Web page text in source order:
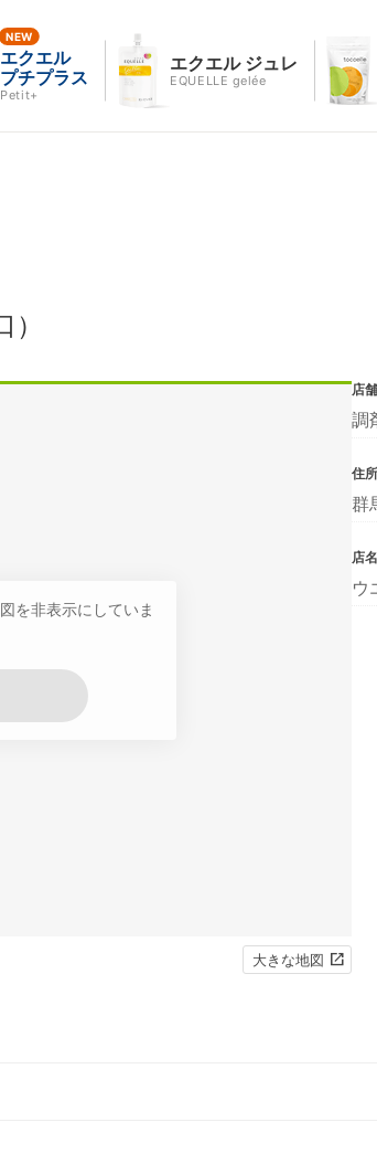
エクエル
プチプラス
Petit+
エクエル ジュレ
EQUELLE gelée
を非表示にしていま
大きな地図
店
調
住所
群
店名
ウ